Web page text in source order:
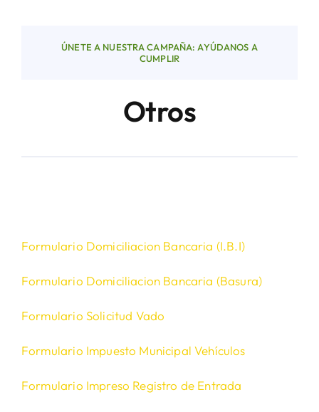
Buscar:ÚNETE A NUESTRA CAMPAÑA: AYÚDANOS A
CUMPLIR
Otros
Formulario Domiciliacion Bancaria (I.B.I)
Formulario Domiciliacion Bancaria (Basura)
Formulario Solicitud Vado
Formulario Impuesto Municipal Vehículos
Formulario Impreso Registro de Entrada